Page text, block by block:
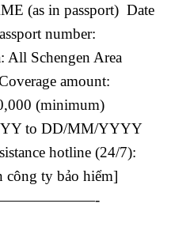
(as in passport) Date
number:
All Schengen Area
amount:
(minimum)
to DD/MM/YYYY
hotline (24/7):
ty bảo hiểm]